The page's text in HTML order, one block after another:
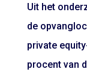
Uit het
de
private
procent van